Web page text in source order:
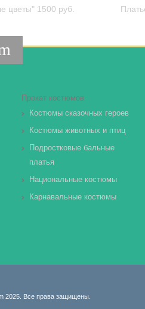
цветы" 1500 руб.
Прокат костюмов
Костюмы сказочных героев
Костюмы животных и птиц
Подростковые бальные
платья
Национальные костюмы
Карнавальные костюмы
2025. Все права защищены.